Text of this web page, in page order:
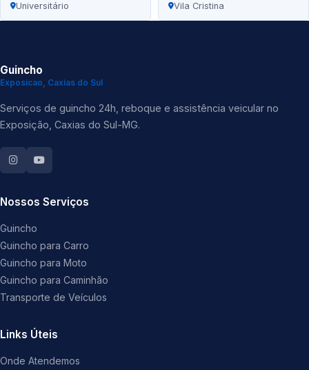
Universitário Vila Cristina
Guincho
Exposicao, Caxias do Sul
Serviços de guincho 24h, reboque e assistência veicular no
Exposição, Caxias do Sul-MG.
Nossos Serviços
Guincho
Guincho para Carro
Guincho para Moto
Guincho para Caminhão
Transporte de Veículos
Links Úteis
Onde Atendemos